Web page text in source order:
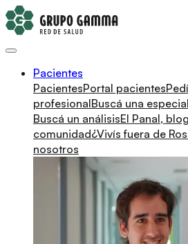
Pacientes
PacientesPortal pacientes
profesionalBuscá una
Buscá un análisisEl Panal,
comunidad¿Vivís fuera de
nosotros